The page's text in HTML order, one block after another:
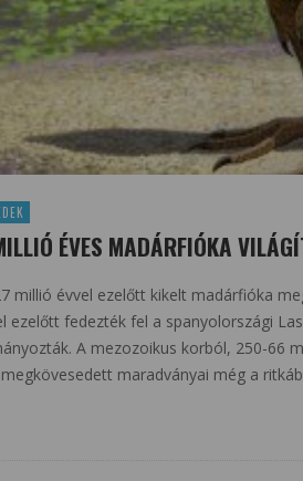
ÉVES MADÁRFIÓKA
millió évvel ezelőtt kikelt madárfióka
ezelőtt fedezték fel a spanyolországi
A mezozoikus korból, 250-66
maradványai még a